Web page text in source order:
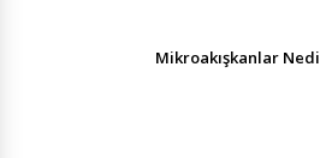
Mikroakışkanlar